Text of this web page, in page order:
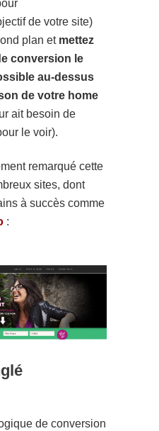
de votre site)
plan etmettez
conversion le
au-dessus
de votre home
ait besoin de
le voir).
remarqué cette
sites, dont
à succès comme
:
de conversion